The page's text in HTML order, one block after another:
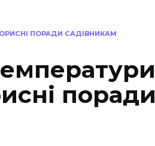
ПОРАДИ САДІВНИКАМ
поради